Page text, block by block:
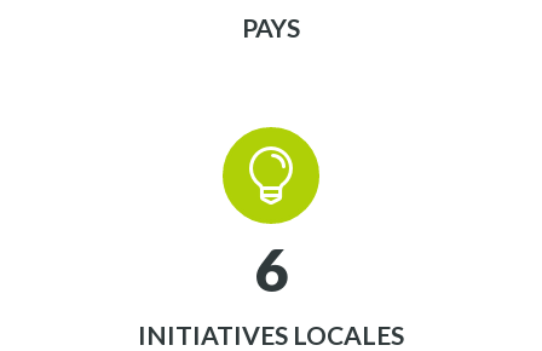
PAYS


6
INITIATIVES LOCALES